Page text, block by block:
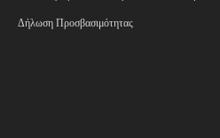
Δήλωση Προσβασιμότητας